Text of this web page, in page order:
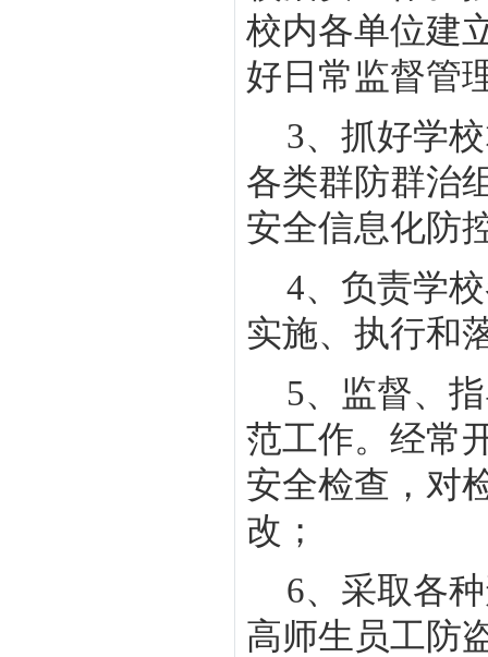
校内各单位建
好日常监督管
3、抓好学
各类群防群治
安全信息化防
4、负责学
实施、执行和
5、监督、
范工作。经常
安全检查，对
改；
6、采取各
高师生员工防